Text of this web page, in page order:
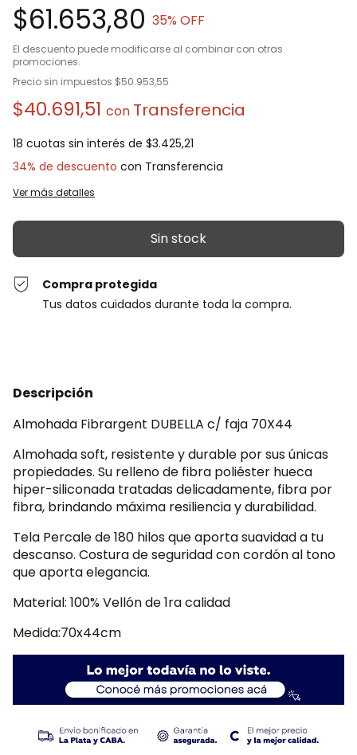
$61.653,80 35% OFF
El descuento puede modificarse al combinar con otras
promociones.
Precio sin impuestos $50.953,55
$40.691,51 con
18 cuotas sin interés de $3.425,21
34% de descuento
Ver más detalles
Compra protegida
Tus datos cuidados durante toda la compra.
Descripción
Almohada Fibrargent DUBELLA c/ faja 70X44
Almohada soft, resistente y durable por sus únicas
propiedades. Su relleno de fibra poliéster hueca
hiper-siliconada tratadas delicadamente, fibra por
fibra, brindando máxima resiliencia y durabilidad.
Tela Percale de 180 hilos que aporta suavidad a tu
descanso. Costura de seguridad con cordón al tono
que aporta elegancia.
Material: 100% Vellón de 1ra calidad
Medida:70x44cm